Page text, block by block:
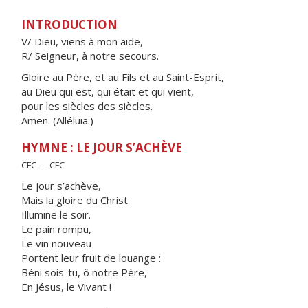
INTRODUCTION
V/ Dieu, viens à mon aide,
R/ Seigneur, à notre secours.
Gloire au Père, et au Fils et au Saint-Esprit,
au Dieu qui est, qui était et qui vient,
pour les siècles des siècles.
Amen. (Alléluia.)
HYMNE : LE JOUR S’ACHÈVE
CFC — CFC
Le jour s’achève,
Mais la gloire du Christ
Illumine le soir.
Le pain rompu,
Le vin nouveau
Portent leur fruit de louange :
Béni sois-tu, ô notre Père,
En Jésus, le Vivant !